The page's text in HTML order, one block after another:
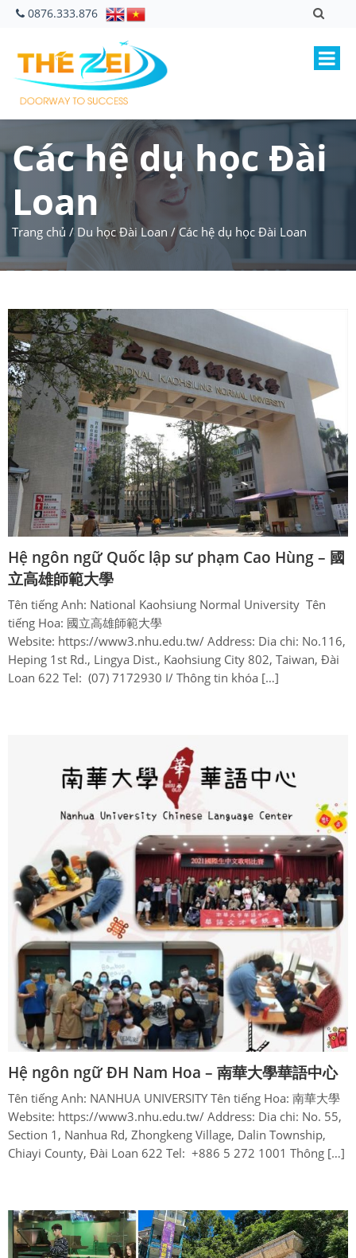
0876.333.876
Các hệ dụ học Đài
Loan
Trang chủ / Du học Đài Loan /Các hệ dụ học Đài Loan
Hệ ngôn ngữ Quốc lập sư phạm Cao Hùng – 國
立高雄師範大學
Tên tiếng Anh: National Kaohsiung Normal University Tên
tiếng Hoa: 國立高雄師範大學
Website: https://www3.nhu.edu.tw/ Address: Dia chi: No.116,
Heping 1st Rd., Lingya Dist., Kaohsiung City 802, Taiwan, Đài
Loan 622 Tel: (07) 7172930 I/ Thông tin khóa […]
Hệ ngôn ngữ ĐH Nam Hoa – 南華大學華語中心
Tên tiếng Anh: NANHUA UNIVERSITY Tên tiếng Hoa: 南華大學
Website: https://www3.nhu.edu.tw/ Address: Dia chi: No. 55,
Section 1, Nanhua Rd, Zhongkeng Village, Dalin Township,
Chiayi County, Đài Loan 622 Tel: +886 5 272 1001 Thông […]